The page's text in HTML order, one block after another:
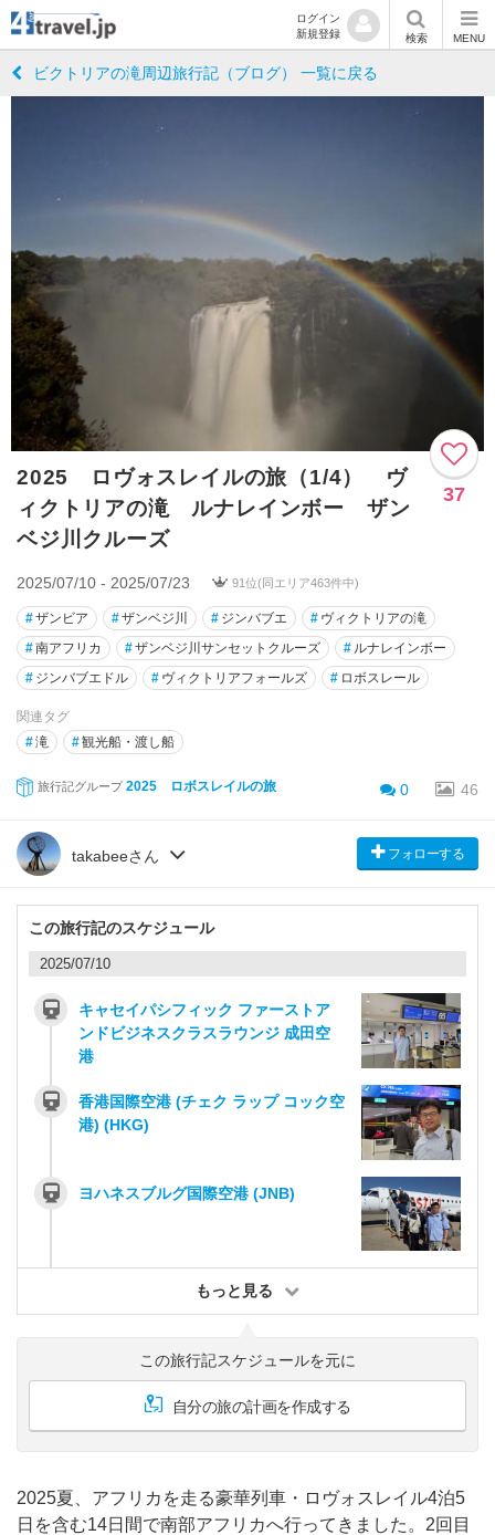
ログイン
新規登録
検索 MENU
ビクトリアの滝周辺旅行記（ブログ） 一覧に戻る
2025 ロヴォスレイルの旅（1/4） ヴ
ィクトリアの滝 ルナレインボー ザン
ベジ川クルーズ
37
2025/07/10 - 2025/07/23 91位(同エリア463件中)
#ザンビア #ザンベジ川 # ジンバブエ # ヴィクトリアの滝
#南アフリカ #ザンベジ川サンセットクルーズ # ルナレインボー
# ジンバブエドル # ヴィクトリアフォールズ # ロボスレール
関連タグ
#滝 #観光船・渡し船
旅行記グループ 2025 ロボスレイルの旅 0 46
takabeeさん フォローする
この旅行記のスケジュール
2025/07/10
キャセイパシフィック ファーストア
ンドビジネスクラスラウンジ 成田空
港
香港国際空港 (チェク ラップ コック空
港) (HKG)
ヨハネスブルグ国際空港 (JNB)
もっと見る
この旅行記スケジュールを元に
自分の旅の計画を作成する
2025夏、アフリカを走る豪華列車・ロヴォスレイル4泊5
日を含む14日間で南部アフリカへ行ってきました。2回目